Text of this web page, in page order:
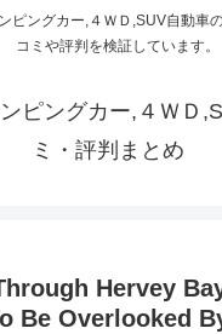
ピングカー,４ＷＤ,SUV自動車
コミや評判を検証しています。
ピングカー,４ＷＤ
ミ・評判まとめ
Hervey
Be Overlooked